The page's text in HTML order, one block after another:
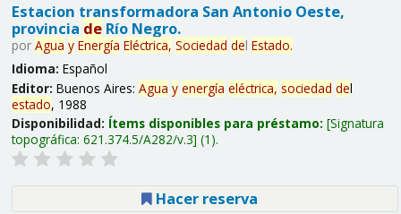
Estacion transformadora San Antonio Oeste,
provincia deRío Negro.
por Agua y Energía Eléctrica, Sociedad del Estado.
Idioma: Español
Editor: Buenos Aires: Agua y energía eléctrica, sociedad del
estado, 1988
Disponibilidad: Ítems disponibles para préstamo: Signatura
topográfica: 621.374.5/A282/v.3 (1).
Hacer reserva